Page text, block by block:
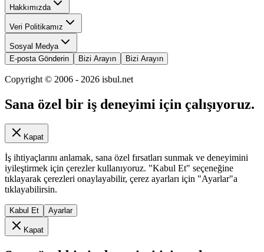
Hakkımızda
Veri Politikamız
Sosyal Medya
E-posta Gönderin
Bizi Arayın Bizi Arayın
Copyright © 2006 - 2026 isbul.net
Sana özel bir iş deneyimi için çalışıyoruz.
Kapat
İş ihtiyaçlarını anlamak, sana özel fırsatları sunmak ve deneyimini
iyileştirmek için çerezler kullanıyoruz. "Kabul Et" seçeneğine
tıklayarak çerezleri onaylayabilir, çerez ayarları için "Ayarlar"a
tıklayabilirsin.
Kabul Et Ayarlar
Kapat